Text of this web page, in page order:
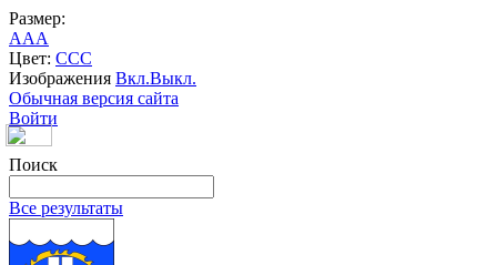
Размер:
AAA
Цвет: CCC
Изображения Вкл.Выкл.
Обычная версия сайта
Войти
Поиск
Все результаты